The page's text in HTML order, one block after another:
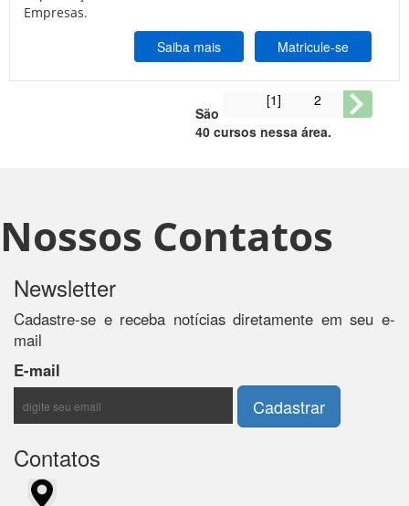
Empresas.
Saiba mais Matricule-se
[1] 2
São
40 cursos nessa área.
Nossos Contatos
Newsletter
Cadastre-se e receba notícias diretamente em seu e-
mail
E-mail
Contatos